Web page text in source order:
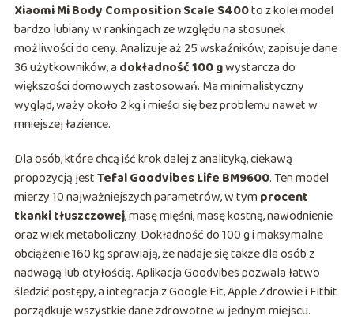
Xiaomi Mi Body Composition Scale S400to z kolei model
bardzo lubiany w rankingach ze względu na stosunek
możliwości do ceny. Analizuje aż 25 wskaźników, zapisuje dane
36 użytkowników, a dokładność 100 gwystarcza do
większości domowych zastosowań. Ma minimalistyczny
wygląd, waży około 2 kg i mieści się bez problemu nawet w
mniejszej łazience.
Dla osób, które chcą iść krok dalej z analityką, ciekawą
propozycją jestTefal Goodvibes Life BM9600. Ten model
mierzy 10 najważniejszych parametrów, w tymprocent
tkanki tłuszczowej, masę mięśni, masę kostną, nawodnienie
oraz wiek metaboliczny. Dokładność do 100 g i maksymalne
obciążenie 160 kg sprawiają, że nadaje się także dla osób z
nadwagą lub otyłością. Aplikacja Goodvibes pozwala łatwo
śledzić postępy, a integracja z Google Fit, Apple Zdrowie i Fitbit
porządkuje wszystkie dane zdrowotne w jednym miejscu.